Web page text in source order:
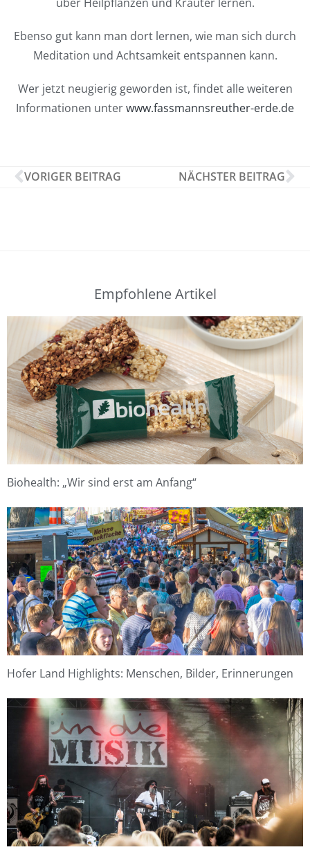
Ebenso gut kann man dort lernen, wie man sich durch
Meditation und Achtsamkeit entspannen kann.
Wer jetzt neugierig geworden ist, findet alle weiteren
Informationen unterwww.fassmannsreuther-erde.de
VORIGER BEITRAG NÄCHSTER BEITRAG
Empfohlene Artikel
Biohealth: „Wir sind erst am Anfang“
Hofer Land Highlights: Menschen, Bilder, Erinnerungen